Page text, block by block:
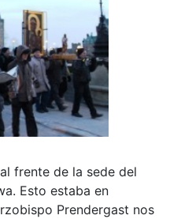
frente de la sede del
Esto estaba en
Prendergast nos